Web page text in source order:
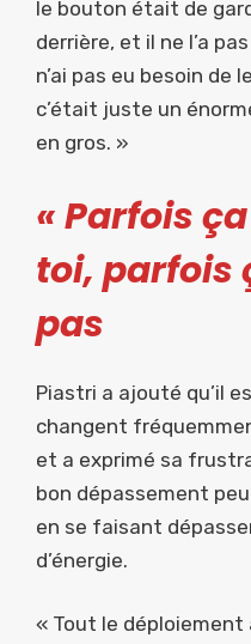
le bouton était de
derrière, et il ne l’a
n’ai pas eu besoin de
c’était juste un
en gros. »
« Parfois
toi, parfois
pas
Piastri a ajouté qu’il
changent
et a exprimé sa
bon dépassement
en se faisant
d’énergie.
« Tout le